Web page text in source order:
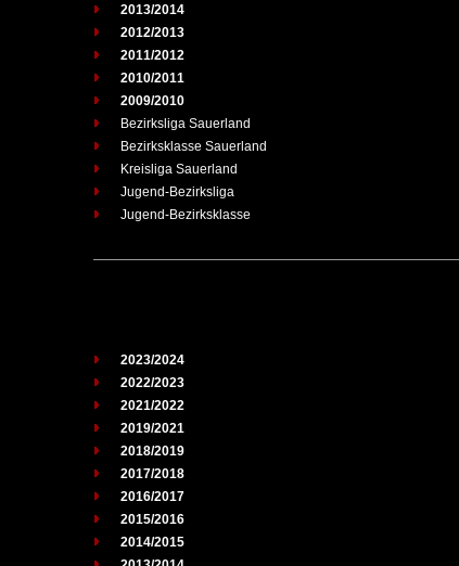
2013/2014
2012/2013
2011/2012
2010/2011
2009/2010
Bezirksliga Sauerland
Bezirksklasse Sauerland
Kreisliga Sauerland
Jugend-Bezirksliga
Jugend-Bezirksklasse
2023/2024
2022/2023
2021/2022
2019/2021
2018/2019
2017/2018
2016/2017
2015/2016
2014/2015